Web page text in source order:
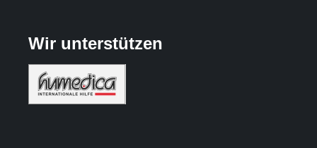
Wir unterstützen